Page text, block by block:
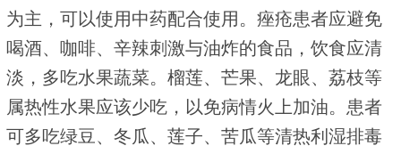
为主，可以使用中药配合使用。痤疮患者应避免
喝酒、咖啡、辛辣刺激与油炸的食品，饮食应清
淡，多吃水果蔬菜。榴莲、芒果、龙眼、荔枝等
属热性水果应该少吃，以免病情火上加油。患者
可多吃绿豆、冬瓜、莲子、苦瓜等清热利湿排毒